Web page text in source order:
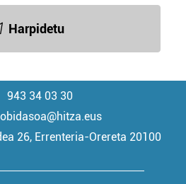
Harpidetu
943 34 03 30
26, Errenteria-Orereta 20100